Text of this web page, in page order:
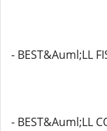
- BEST&Auml;LL
- BEST&Auml;LL